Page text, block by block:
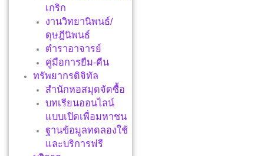
เกริก
งานวิทยานิพนธ์/
ดุษฎีนิพนธ์
ตำราอาจารย์
คู่มือการยืม-คืน
ทรัพยากรดิจิทัล
สำนักหอสมุดจัดซื้อ
บทเรียนออนไลน์
แบบเปิดเพื่อมหาชน
ฐานข้อมูลทดลองใช้
และบริการฟรี